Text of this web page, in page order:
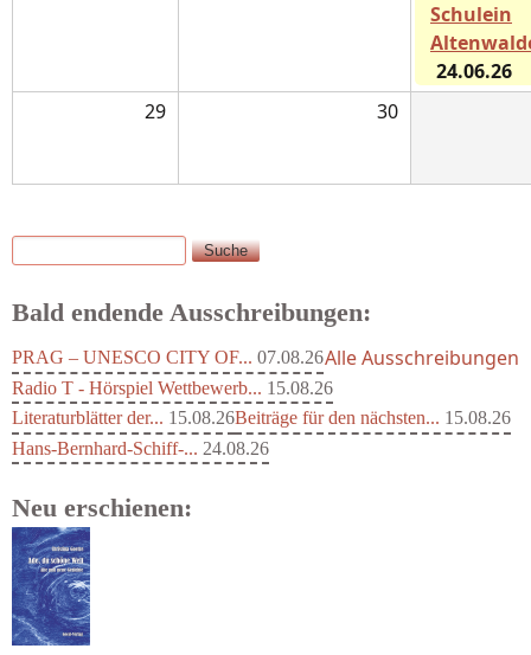
Schulein
24.06.26
29
30
Suchformular
Suche
Bald endende Ausschreibungen:
PRAG – UNESCO CITY OF... 07.08.26
Radio T - Hörspiel Wettbewerb... 15.08.26
Literaturblätter der... 15.08.26Beiträge für den nächsten... 15.08.26
Hans-Bernhard-Schiff-... 24.08.26
Alle Ausschreibungen
Neu erschienen: